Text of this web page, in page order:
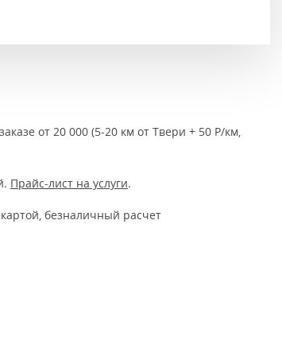
от 20 000 (5-20 км от Твери + 50 Р/км,
Прайс-лист на услуги.
безналичный расчет